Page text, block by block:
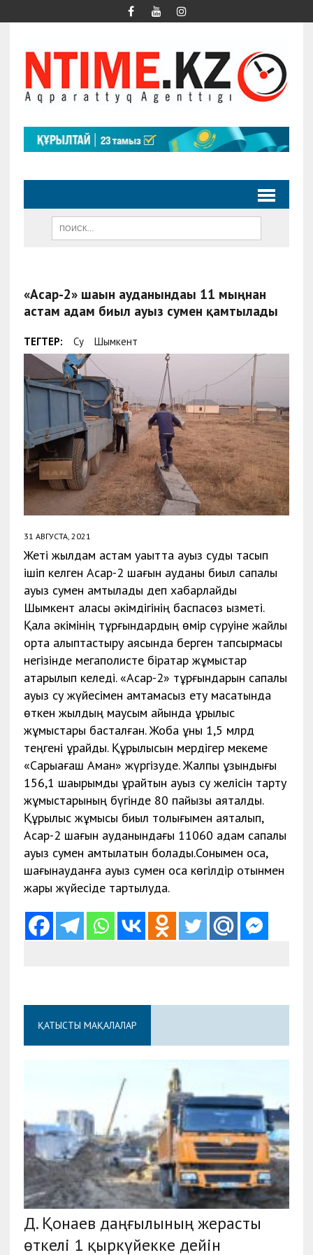
«Асар-2» шағын ауданындағы 11 мыңнан
астам адам биыл ауыз сумен қамтылады
ТЕГТЕР: Су Шымкент
31 АВГУСТА, 2021
Жеті жылдам астам уақытта ауыз суды тасып
ішіп келген Асар-2 шағын ауданы биыл сапалы
ауыз сумен қамтылады деп хабарлайды
Шымкент қаласы әкімдігінің баспасөз қызметі.
Қала әкімінің тұрғындардың өмір сүруіне жайлы
орта қалыптастыру аясында берген тапсырмасы
негізінде мегаполисте бірқатар жұмыстар
атқарылып келеді. «Асар-2» тұрғындарын сапалы
ауыз су жүйесімен қамтамасыз ету мақсатында
өткен жылдың маусым айында құрылыс
жұмыстары басталған. Жоба құны 1,5 млрд
теңгені құрайды. Құрылысын мердігер мекеме
«Сарыағаш Аман» жүргізуде. Жалпы ұзындығы
156,1 шақырымды құрайтын ауыз су желісін тарту
жұмыстарының бүгінде 80 пайызы аяқталды.
Құрылыс жұмысы биыл толығымен аяқталып,
Асар-2 шағын ауданындағы 11060 адам сапалы
ауыз сумен қамтылатын болады.Сонымен қоса,
шағынауданға ауыз сумен қоса көгілдір отынмен
жарық жүйесіде тартылуда.
ҚАТЫСТЫ МАҚАЛАЛАР
Д. Қонаев даңғылының жерасты
өткелі 1 қыркүйекке дейін